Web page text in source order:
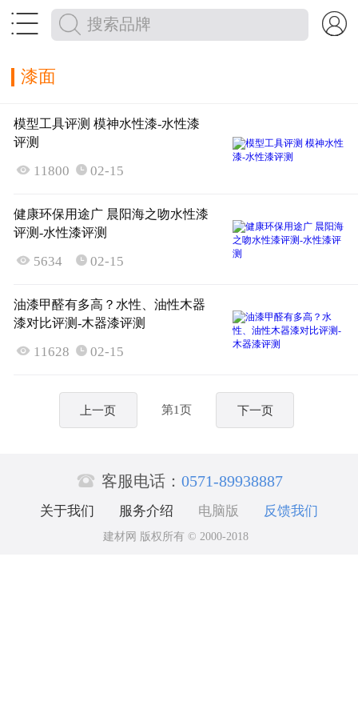
 
漆面
模型工具评测 模神水性漆-水性漆
评测
 11800  02-15
健康环保用途广 晨阳海之吻水性漆
评测-水性漆评测
 5634  02-15
油漆甲醛有多高？水性、油性木器
漆对比评测-木器漆评测
 11628  02-15
上一页 第1页 下一页
 客服电话： 0571-89938887
关于我们 服务介绍 电脑版 反馈我们
建材网 版权所有 © 2000-2018